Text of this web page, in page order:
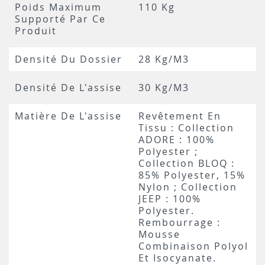
Poids Maximum
Supporté Par Ce
Produit
110 Kg
Densité Du Dossier 28 Kg/m3
Densité De L'assise 30 Kg/m3
Matière De L'assise
Revêtement En
Tissu : Collection
ADORE : 100%
Polyester ;
Collection BLOQ :
85% Polyester, 15%
Nylon ; Collection
JEEP : 100%
Polyester.
Rembourrage :
Mousse
Combinaison Polyol
Et Isocyanate.